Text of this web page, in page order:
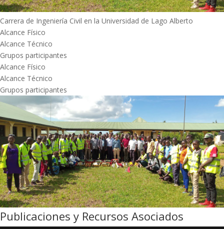
Carrera de Ingeniería Civil en la Universidad de Lago Alberto
Alcance Físico
Alcance Técnico
Grupos participantes
Alcance Físico
Alcance Técnico
Grupos participantes
Publicaciones y Recursos Asociados